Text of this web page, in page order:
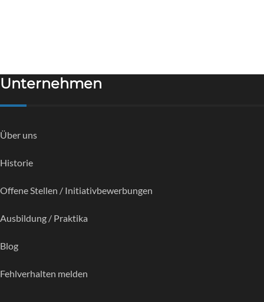
Unternehmen
Über uns
Historie
Offene Stellen / Initiativbewerbungen
Ausbildung / Praktika
Blog
Fehlverhalten melden